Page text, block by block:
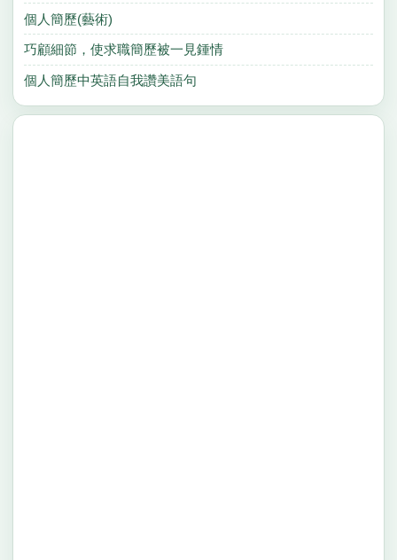
個人簡歷(藝術)
巧顧細節，使求職簡歷被一見鍾情
個人簡歷中英語自我讚美語句